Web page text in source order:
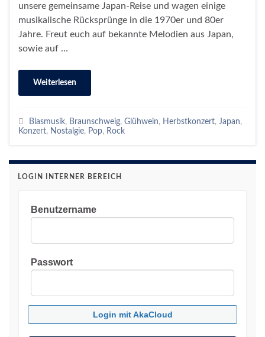
unsere gemeinsame Japan-Reise und wagen einige
musikalische Rücksprünge in die 1970er und 80er
Jahre. Freut euch auf bekannte Melodien aus Japan,
sowie auf …
Weiterlesen
Blasmusik, Braunschweig, Glühwein, Herbstkonzert, Japan,
Konzert, Nostalgie, Pop, Rock
LOGIN INTERNER BEREICH
Benutzername
Passwort
Login mit AkaCloud